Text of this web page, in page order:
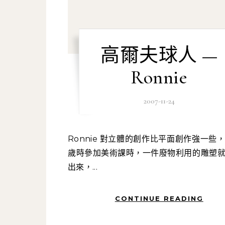
高爾夫球人 —
Ronnie
2007-11-24
Ronnie 對立體的創作比平面創作強一些，從他四
歲時參加美術課時，一件廢物利用的雕塑
出來，...
CONTINUE READING